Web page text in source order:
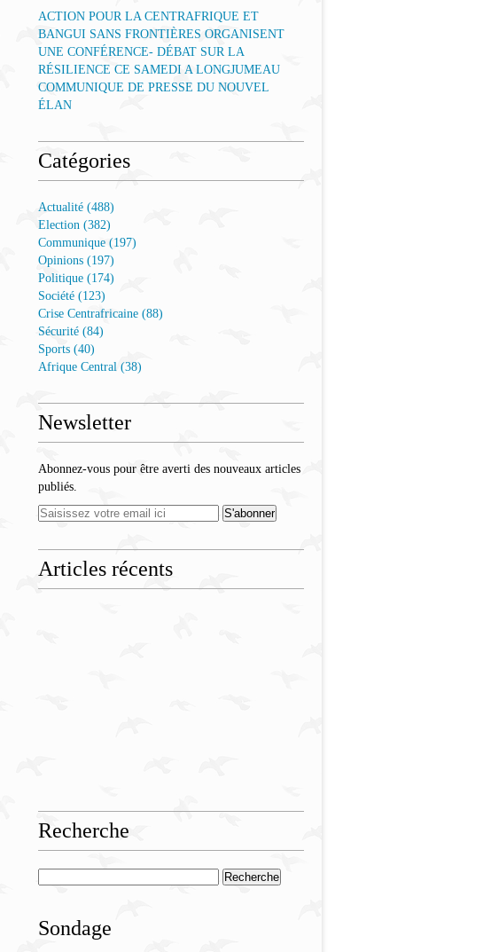
ACTION POUR LA CENTRAFRIQUE ET
BANGUI SANS FRONTIÈRES ORGANISENT
UNE CONFÉRENCE- DÉBAT SUR LA
RÉSILIENCE CE SAMEDI A LONGJUMEAU
COMMUNIQUE DE PRESSE DU NOUVEL
ÉLAN
Catégories
Actualité (488)
Election (382)
Communique (197)
Opinions (197)
Politique (174)
Société (123)
Crise Centrafricaine (88)
Sécurité (84)
Sports (40)
Afrique Central (38)
Newsletter
Abonnez-vous pour être averti des nouveaux articles
publiés.
Articles récents
Recherche
Sondage